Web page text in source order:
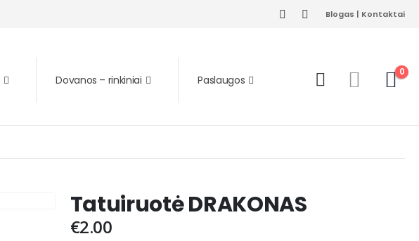
Blogas | Kontaktai
Dovanos – rinkiniai Paslaugos
0
Tatuiruotė DRAKONAS
€2.00